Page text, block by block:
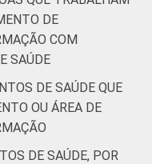
DE
COM
SAÚDE
DE SAÚDE QUE
OU ÁREA DE
DE SAÚDE, POR